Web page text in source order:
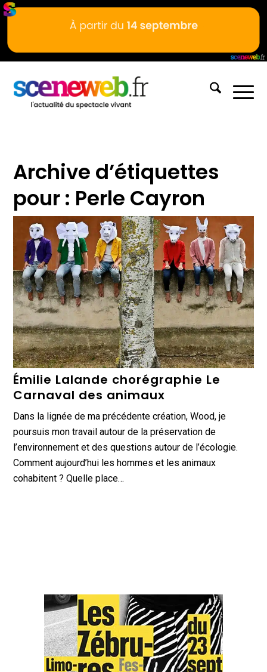
Archive d’étiquettes
pour : Perle Cayron
Émilie Lalande chorégraphie Le
Carnaval des animaux
Dans la lignée de ma précédente création, Wood, je
poursuis mon travail autour de la préservation de
l’environnement et des questions autour de l’écologie.
Comment aujourd’hui les hommes et les animaux
cohabitent ? Quelle place…